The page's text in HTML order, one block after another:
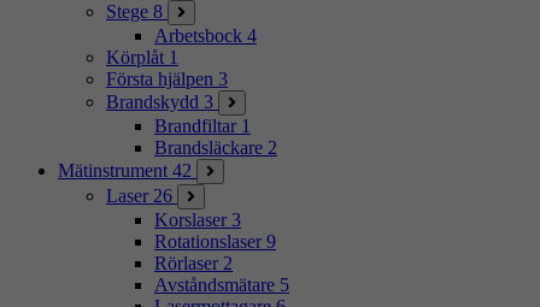
Stege 8
Arbetsbock 4
Körplåt 1
Första hjälpen 3
Brandskydd 3
Brandfiltar 1
Brandsläckare 2
Mätinstrument 42
Laser 26
Korslaser 3
Rotationslaser 9
Rörlaser 2
Avståndsmätare 5